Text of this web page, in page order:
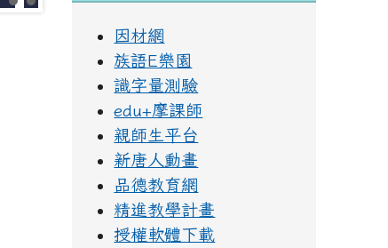
因材網
族語E樂園
識字量測驗
edu+摩課師
親師生平台
新唐人動畫
品德教育網
精進教學計畫
授權軟體下載